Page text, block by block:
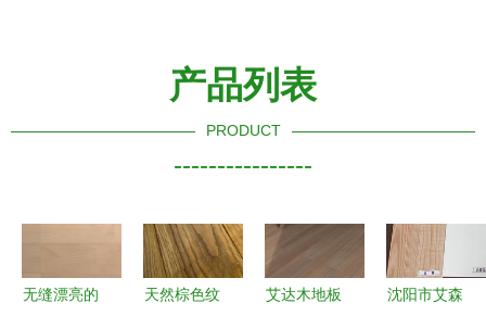
产品列表
PRODUCT
----------------
无缝漂亮的
天然棕色纹
艾达木地板
沈阳市艾森